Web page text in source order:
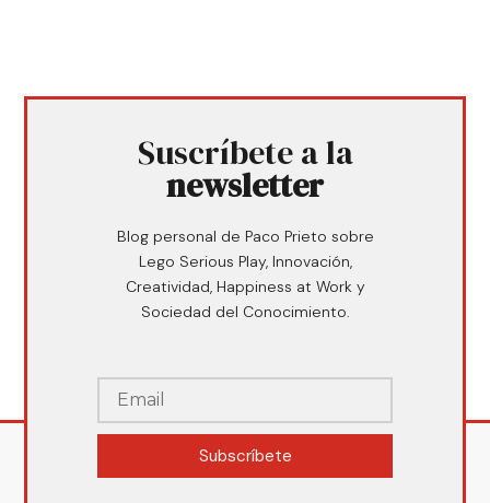
Suscríbete a la
newsletter
Blog personal de Paco Prieto sobre
Lego Serious Play, Innovación,
Creatividad, Happiness at Work y
Sociedad del Conocimiento.
Subscríbete